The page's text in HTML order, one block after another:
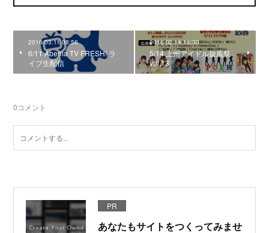
2016.03.11 08:56
6/11 Abema TV FRESH! ラ
イブ生配信
2016.02.14 14:30
5/14 上州アイドル旋風祭
vol.13
0コメント
PR
あなたもサイトをつくってみませ